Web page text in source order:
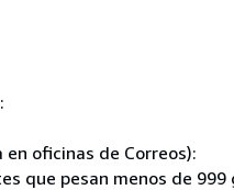
en oficinas de Correos):
que pesan menos de 999